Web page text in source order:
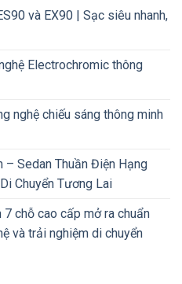
và EX90 | Sạc siêu nhanh,
Electrochromic thông
nghệ chiếu sáng thông minh
Sedan Thuần Điện Hạng
Chuyển Tương Lai
chỗ cao cấp mở ra chuẩn
và trải nghiệm di chuyển